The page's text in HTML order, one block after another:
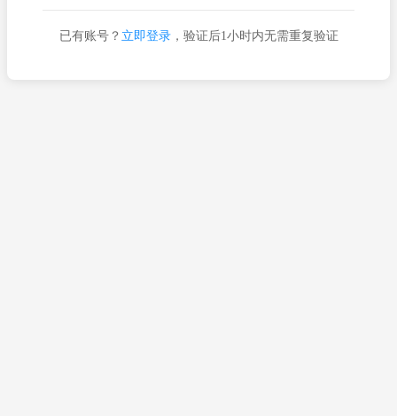
已有账号？ 立即登录，验证后1小时内无需重复验证